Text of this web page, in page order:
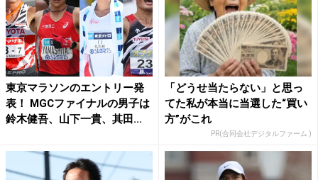
東京マラソンのエントリー発
表！ MGCファイナルの男子は
鈴木健吾、山下一貴、其田...
「どうせ当たらない」と思っ
てた私が本当に当選した“買い
方”がこれ
PR(合同会社デジタルファーム )